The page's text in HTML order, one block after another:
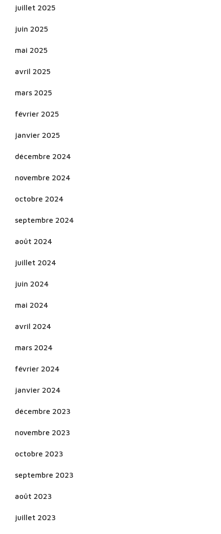
juillet 2025
juin 2025
mai 2025
avril 2025
mars 2025
février 2025
janvier 2025
décembre 2024
novembre 2024
octobre 2024
septembre 2024
août 2024
juillet 2024
juin 2024
mai 2024
avril 2024
mars 2024
février 2024
janvier 2024
décembre 2023
novembre 2023
octobre 2023
septembre 2023
août 2023
juillet 2023